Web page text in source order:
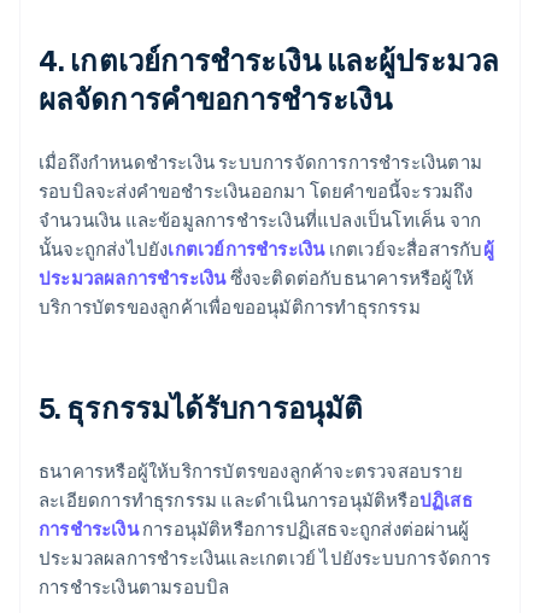
4. เกตเวย์การชำระเงิน และผู้ประมวล
ผลจัดการคำขอการชำระเงิน
เมื่อถึงกำหนดชำระเงิน ระบบการจัดการการชำระเงินตาม
รอบบิลจะส่งคำขอชำระเงินออกมา โดยคำขอนี้จะรวมถึง
จำนวนเงิน และข้อมูลการชำระเงินที่แปลงเป็นโทเค็น จาก
นั้นจะถูกส่งไปยังเกตเวย์การชำระเงินเกตเวย์จะสื่อสารกับผู้
ประมวลผลการชำระเงินซึ่งจะติดต่อกับธนาคารหรือผู้ให้
บริการบัตรของลูกค้าเพื่อขออนุมัติการทำธุรกรรม
5. ธุรกรรมได้รับการอนุมัติ
ธนาคารหรือผู้ให้บริการบัตรของลูกค้าจะตรวจสอบราย
ละเอียดการทำธุรกรรม และดำเนินการอนุมัติหรือปฏิเสธ
การชำระเงินการอนุมัติหรือการปฏิเสธจะถูกส่งต่อผ่านผู้
ประมวลผลการชำระเงินและเกตเวย์ ไปยังระบบการจัดการ
การชำระเงินตามรอบบิล